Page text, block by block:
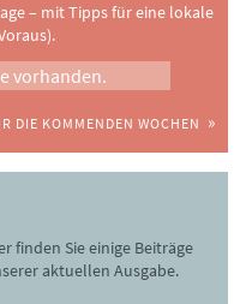
– mit Tipps für eine lokale
vorhanden.
DIE KOMMENDEN WOCHEN
finden Sie einige Beiträge
aktuellen Ausgabe.